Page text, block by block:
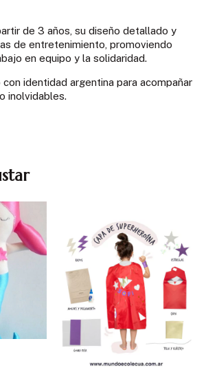
de 3 años, su diseño detallado y
de entretenimiento, promoviendo
en equipo y la solidaridad.
identidad argentina para acompañar
inolvidables.